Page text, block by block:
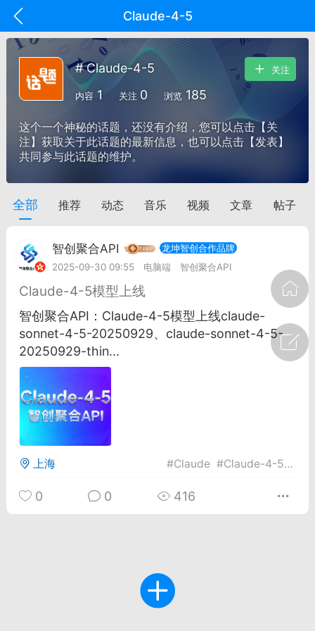
Claude-4-5
29 10:10 电脑端 智狐AI工作台
中英翻译
事想用上客户端...
聚合API
龙坤智创合作品牌
26 00:53
公开内容
者怎么接入Claude Opus 5 ？智创聚合
调用
Max 的新默认模型，并成为
# Claude-4-5
内容 1 关注 0 浏览 185
关注
这个一个神秘的话题，还没有介绍，您可以点击【关
注】获取关于此话题的最新信息，也可以点击【发表】
共同参与此话题的维护。
全部 推荐 动态 音乐 视频 文章 帖子
智创聚合API
龙坤智创合作品牌
2025-09-30 09:55
电脑端 智创聚合API
​Claude-4-5模型上线
智创聚合API：Claude-4-5模型上线claude-
sonnet-4-5-20250929、claude-sonnet-4-5-
20250929-thin...
上海 #Claude #Claude-4-5 #
0 0 416